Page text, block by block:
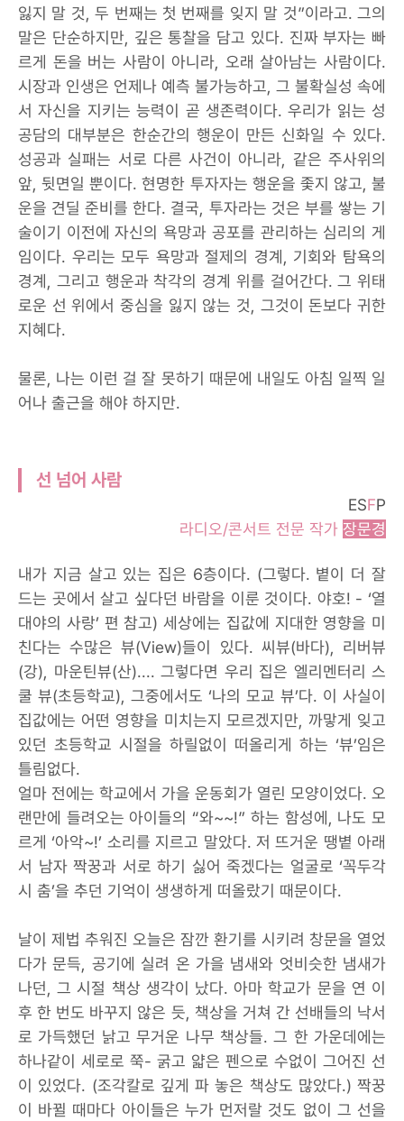
잃지 말 것, 두 번째는 첫 번째를 잊지 말 것”이라고. 그의
말은 단순하지만, 깊은 통찰을 담고 있다. 진짜 부자는 빠
르게 돈을 버는 사람이 아니라, 오래 살아남는 사람이다.
시장과 인생은 언제나 예측 불가능하고, 그 불확실성 속에
서 자신을 지키는 능력이 곧 생존력이다. 우리가 읽는 성
공담의 대부분은 한순간의 행운이 만든 신화일 수 있다.
성공과 실패는 서로 다른 사건이 아니라, 같은 주사위의
앞, 뒷면일 뿐이다. 현명한 투자자는 행운을 좇지 않고, 불
운을 견딜 준비를 한다. 결국, 투자라는 것은 부를 쌓는 기
술이기 이전에 자신의 욕망과 공포를 관리하는 심리의 게
임이다. 우리는 모두 욕망과 절제의 경계, 기회와 탐욕의
경계, 그리고 행운과 착각의 경계 위를 걸어간다. 그 위태
로운 선 위에서 중심을 잃지 않는 것, 그것이 돈보다 귀한
지혜다.
물론, 나는 이런 걸 잘 못하기 때문에 내일도 아침 일찍 일
어나 출근을 해야 하지만.
선 넘어 사람
ESFP
라디오/콘서트 전문 작가 장문경
내가 지금 살고 있는 집은 6층이다. (그렇다. 볕이 더 잘
드는 곳에서 살고 싶다던 바람을 이룬 것이다. 야호! - ‘열
대야의 사랑’ 편 참고) 세상에는 집값에 지대한 영향을 미
친다는 수많은 뷰(View)들이 있다. 씨뷰(바다), 리버뷰
(강), 마운틴뷰(산).... 그렇다면 우리 집은 엘리멘터리 스
쿨 뷰(초등학교), 그중에서도 ‘나의 모교 뷰’다. 이 사실이
집값에는 어떤 영향을 미치는지 모르겠지만, 까맣게 잊고
있던 초등학교 시절을 하릴없이 떠올리게 하는 ‘뷰’임은
틀림없다.
얼마 전에는 학교에서 가을 운동회가 열린 모양이었다. 오
랜만에 들려오는 아이들의 “와~~!” 하는 함성에, 나도 모
르게 ‘아악~!’ 소리를 지르고 말았다. 저 뜨거운 땡볕 아래
서 남자 짝꿍과 서로 하기 싫어 죽겠다는 얼굴로 ‘꼭두각
시 춤’을 추던 기억이 생생하게 떠올랐기 때문이다.
날이 제법 추워진 오늘은 잠깐 환기를 시키려 창문을 열었
다가 문득, 공기에 실려 온 가을 냄새와 엇비슷한 냄새가
나던, 그 시절 책상 생각이 났다. 아마 학교가 문을 연 이
후 한 번도 바꾸지 않은 듯, 책상을 거쳐 간 선배들의 낙서
로 가득했던 낡고 무거운 나무 책상들. 그 한 가운데에는
하나같이 세로로 쭉- 굵고 얇은 펜으로 수없이 그어진 선
이 있었다. (조각칼로 깊게 파 놓은 책상도 많았다.) 짝꿍
이 바뀔 때마다 아이들은 누가 먼저랄 것도 없이 그 선을